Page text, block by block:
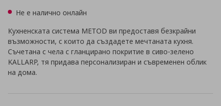
Не е налично онлайн
Кухненската система METOD ви предоставя безкрайни
възможности, с които да създадете мечтаната кухня.
Съчетана с чела с гланцирано покритие в сиво-зелено
KALLARP, тя придава персонализиран и съвременен облик
на дома.